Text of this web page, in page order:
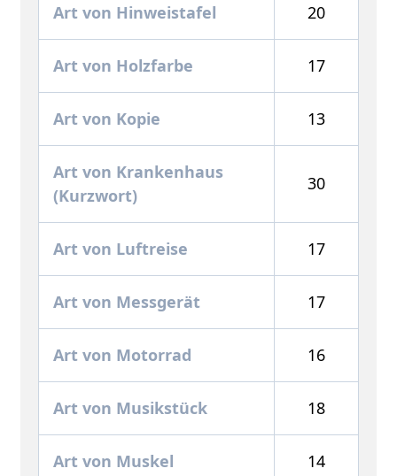
Art von Hinweistafel 20
Art von Holzfarbe 17
Art von Kopie 13
Art von Krankenhaus
(Kurzwort)
30
Art von Luftreise 17
Art von Messgerät 17
Art von Motorrad 16
Art von Musikstück 18
Art von Muskel 14